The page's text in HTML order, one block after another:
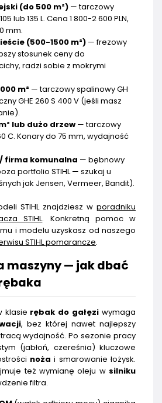
(do 500 m²) — tarczowy
lub 135 L. Cena 1 800-2 600 PLN,
mm.
(500-1500 m²) — frezowy
stosunek ceny do
radzi sobie z mokrymi
m² — tarczowy spalinowy GH
GHE 260 S 400 V (jeśli masz
lub dużo drzew — tarczowy
C. Konary do 75 mm, wydajność
firma komunalna — bębnowy
portfolio STIHL — szukaj u
jak Jensen, Vermeer, Bandit).
STIHL znajdziesz w poradniku
STIHL. Konkretną pomoc w
i modelu uzyskasz od naszego
STIHL pomarancze.
maszyny — jak dbać
klasie rębak do gałęzi wymaga
, bez której nawet najlepszy
wydajność. Po sezonie pracy
(jabłoń, czereśnia) kluczowe
noża i smarowanie łożysk.
też wymianę oleju w silniku
filtra.